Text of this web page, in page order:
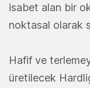
isabet alan bir
noktasal olarak
Hafif ve
üretilecek